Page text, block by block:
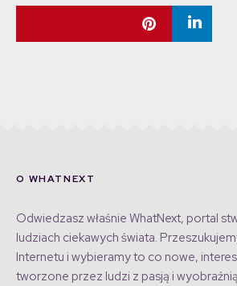
O WHATNEXT
Odwiedzasz właśnie WhatNext, portal
ludziach ciekawych świata.
Internetu i wybieramy to co nowe,
tworzone przez ludzi z pasją i